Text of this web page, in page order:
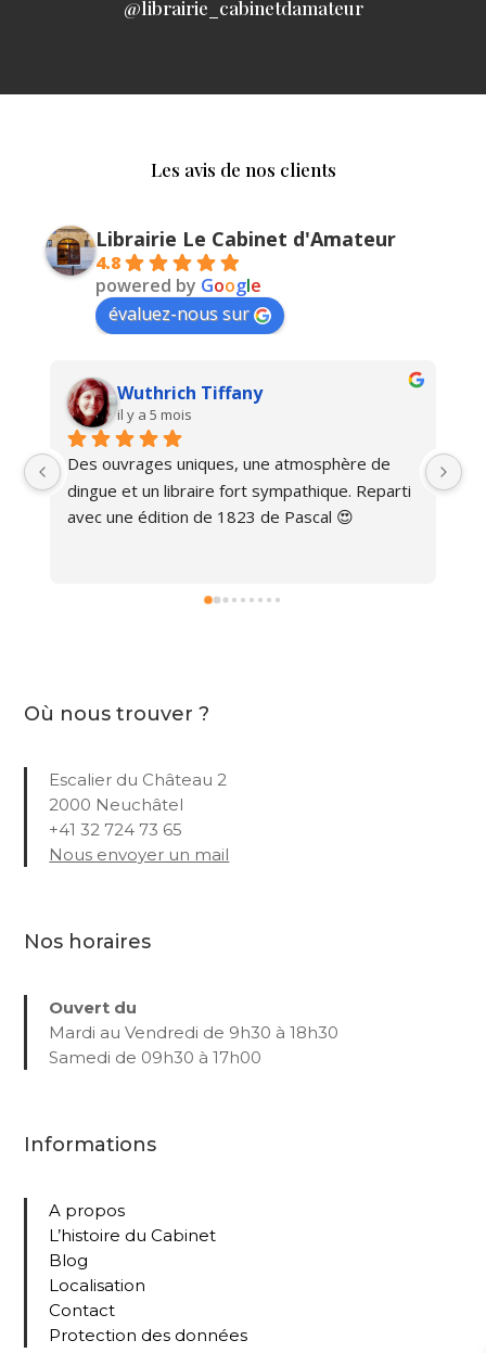
@librairie_cabinetdamateur
Les avis de nos clients
Librairie Le Cabinet d'Amateur
4.8
powered by Google
évaluez-nous sur
Wuthrich Tiffany
il y a 5 mois
Des ouvrages uniques, une atmosphère de
dingue et un libraire fort sympathique. Reparti
avec une édition de 1823 de Pascal 😍
Où nous trouver ?
Escalier du Château 2
2000 Neuchâtel
+41 32 724 73 65
Nous envoyer un mail
Nos horaires
Ouvert du
Mardi au Vendredi de 9h30 à 18h30
Samedi de 09h30 à 17h00
Informations
A propos
L’histoire du Cabinet
Blog
Localisation
Contact
Protection des données